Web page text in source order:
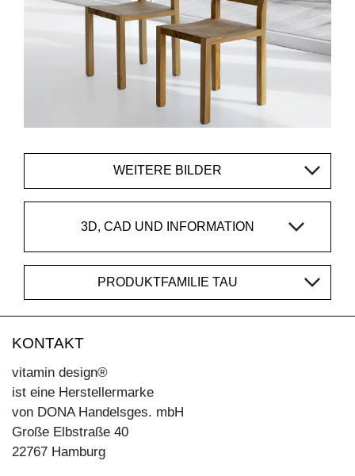
WEITERE BILDER
3D, CAD UND INFORMATION
PRODUKTFAMILIE TAU
KONTAKT
vitamin design®
ist eine Herstellermarke
von DONA Handelsges. mbH
Große Elbstraße 40
22767 Hamburg